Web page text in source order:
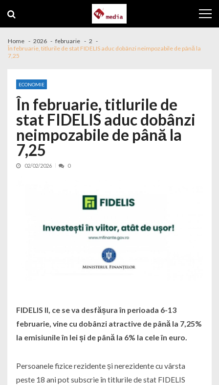
Home 2026 februarie
2
În februarie, titlurile de stat FIDELIS aduc dobânzi neimpozabile de până la
7,25
ECONOMIE
În februarie, titlurile de
stat FIDELIS aduc dobânzi
neimpozabile de până la
7,25
02/02/2026 0
FIDELIS II, ce se va desfășura în perioada 6-13
februarie, vine cu dobânzi atractive de până la 7,25%
la emisiunile în lei și de până la 6% la cele în euro.
Persoanele fizice rezidente și nerezidente cu vârsta
peste 18 ani pot subscrie în titlurile de stat FIDELIS